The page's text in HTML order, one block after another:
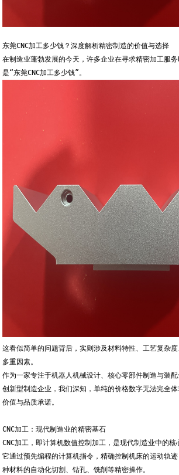
东莞CNC加工多少钱？深度解析精密制造的价值与选择
在制造业蓬勃发展的今天，许多企业在寻求精密加工服
是“东莞CNC加工多少钱”。
这看似简单的问题背后，实则涉及材料特性、工艺复杂
多重因素。
作为一家专注于机器人机械设计、核心零部件制造与装配
创新型制造企业，我们深知，单纯的价格数字无法完全体
价值与品质承诺。
CNC加工：现代制造业的精密基石
CNC加工，即计算机数值控制加工，是现代制造业中的核
它通过预先编程的计算机指令，精确控制机床的运动轨
种材料的自动化切割、钻孔、铣削等精密操作。